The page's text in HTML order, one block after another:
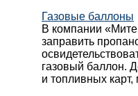
Газовые баллоны
В компании
заправить
газовый баллон.
и топливных